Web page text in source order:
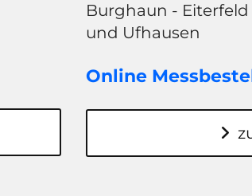
Burghaun -
und Ufhausen
Online